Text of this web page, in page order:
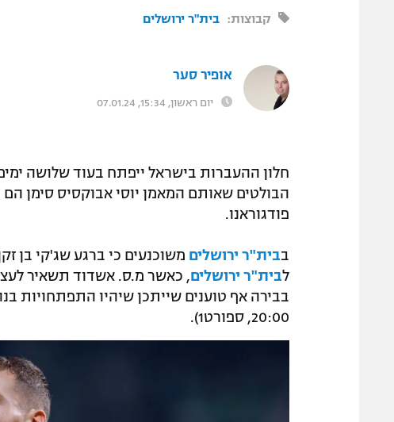
קבוצות: בית"ר ירושלים
אופיר סער
יום ראשון, 15:34, 07.01.24
חלון ההעברות בישראל ייפתח בעוד שלושה
הבולטים שאותם המאמן יוסי אבוקסיס סימן
פודגוראנו.
בבית"ר ירושלים משוכנעים כי ברגע שג'קי בן
לבית"ר ירושלים
בבירה אף טוענים שייתכן שיהיו התפתחויות
20:00, ספורט1).